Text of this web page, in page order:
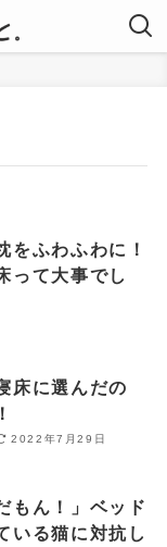
をふわふわに！
って大事でし
床に選んだの
2022年7月29日
もん！」ベッド
いる猫に対抗し